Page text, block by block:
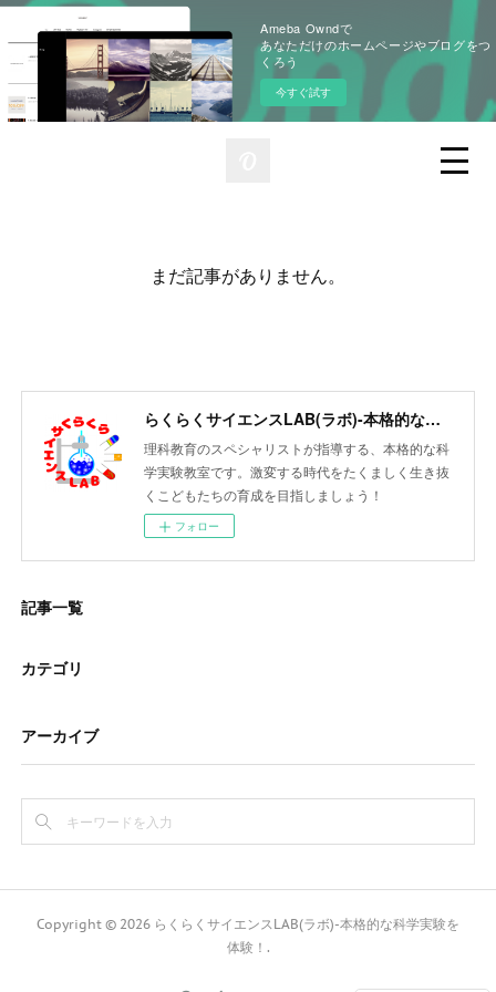
Ameba Owndで
あなただけのホームページやブログをつ
くろう
今すぐ試す
まだ記事がありません。
らくらくサイエンスLAB(ラボ)-本格的な科学実験を体験！
理科教育のスペシャリストが指導する、本格的な科
学実験教室です。激変する時代をたくましく生き抜
くこどもたちの育成を目指しましょう！
フォロー
記事一覧
カテゴリ
アーカイブ
Copyright © 2026 らくらくサイエンスLAB(ラボ)-本格的な科学実験を
体験！ .